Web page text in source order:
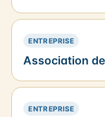
ENTREPRISE—
Association
ENTREPRISE—